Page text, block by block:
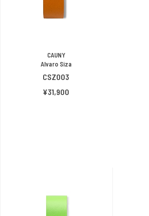
CAUNY
Alvaro Siza
CSZ003
¥31,900